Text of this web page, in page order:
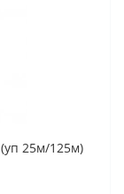
25м/125м)